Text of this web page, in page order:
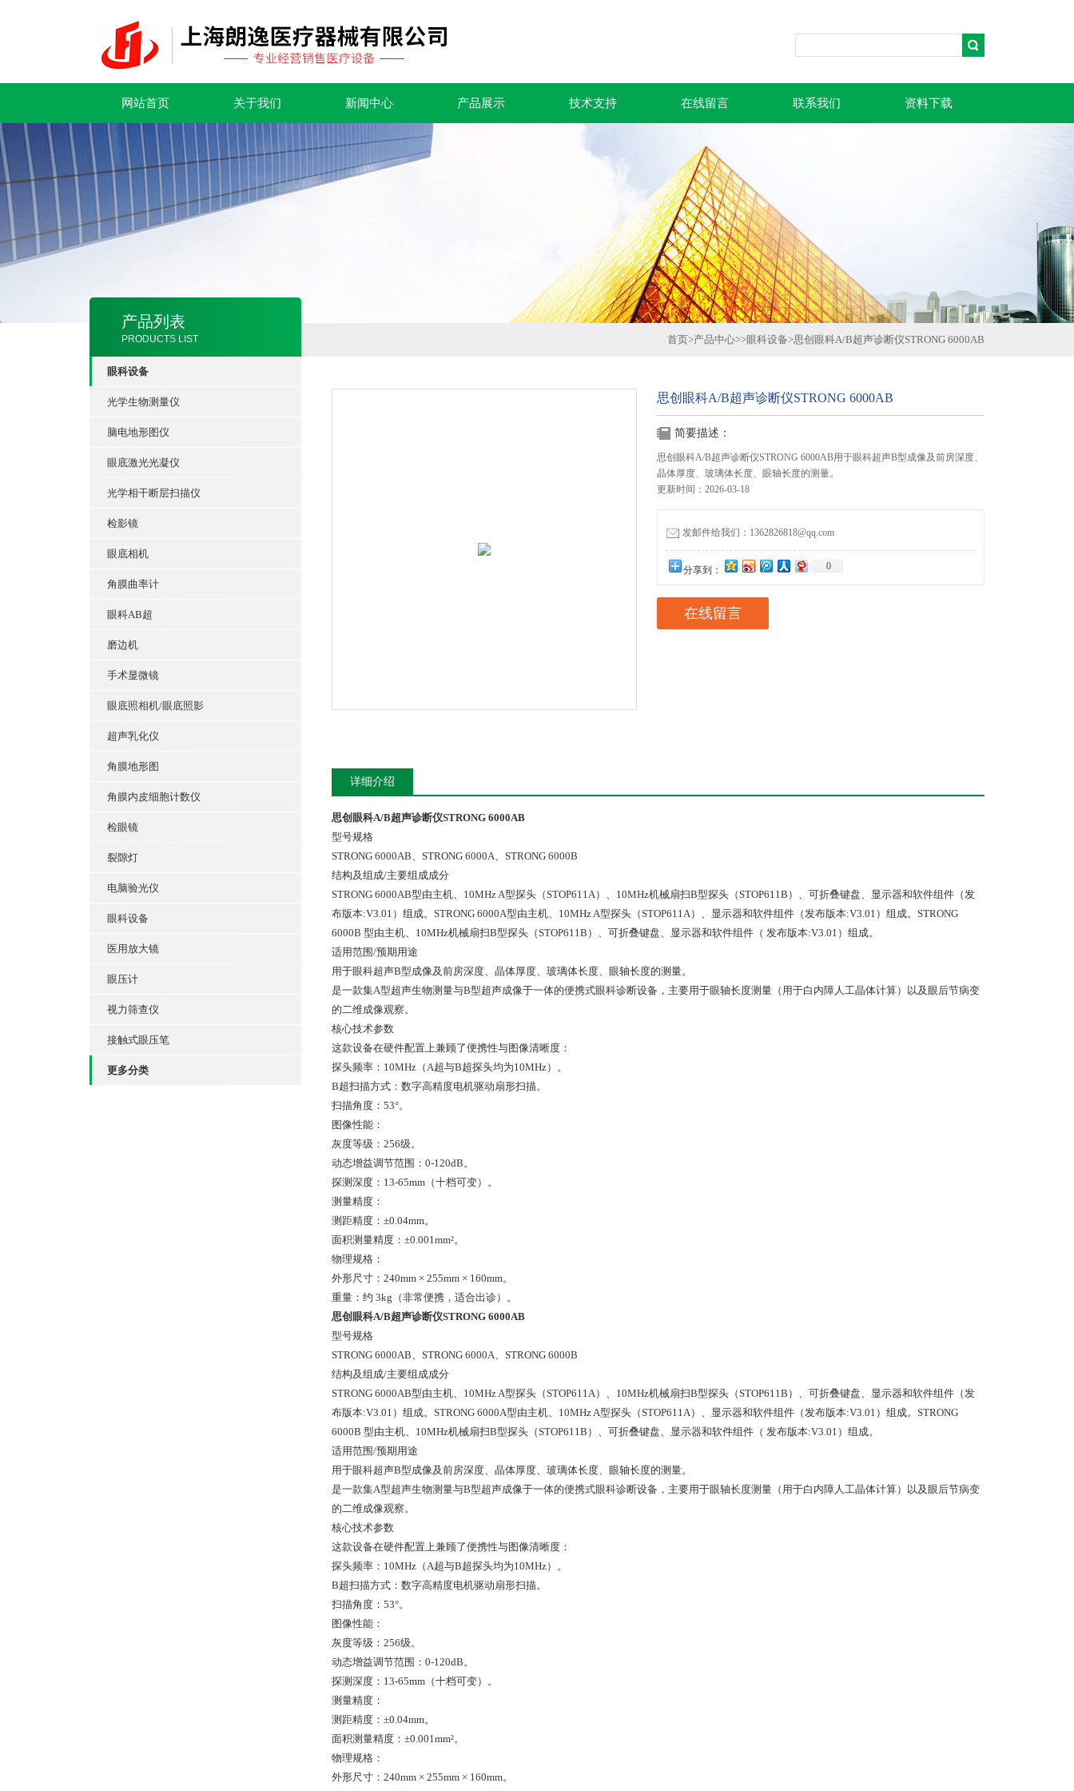
网站首页 关于我们 新闻中心 产品展示 技术支持 在线留言 联系我们 资料下载
产品列表
PRODUCTS LIST
眼科设备
光学生物测量仪
脑电地形图仪
眼底激光光凝仪
光学相干断层扫描仪
检影镜
眼底相机
角膜曲率计
眼科AB超
磨边机
手术显微镜
眼底照相机/眼底照影
超声乳化仪
角膜地形图
角膜内皮细胞计数仪
检眼镜
裂隙灯
电脑验光仪
眼科设备
医用放大镜
眼压计
视力筛查仪
接触式眼压笔
更多分类
首页>产品中心>>眼科设备>思创眼科A/B超声诊断仪STRONG 6000AB
思创眼科A/B超声诊断仪STRONG 6000AB
简要描述：
思创眼科A/B超声诊断仪STRONG 6000AB用于眼科超声B型成像及前房深度、
晶体厚度、玻璃体长度、眼轴长度的测量。
更新时间：2026-03-18
发邮件给我们：1362826818@qq.com
分享到： 0
在线留言
详细介绍
思创眼科A/B超声诊断仪STRONG 6000AB
型号规格
STRONG 6000AB、STRONG 6000A、STRONG 6000B
结构及组成/主要组成成分
STRONG 6000AB型由主机、10MHz A型探头（STOP611A）、10MHz机械扇扫B型探头（STOP611B）、可折叠键盘、显示器和软件组件（发
布版本:V3.01）组成。STRONG 6000A型由主机、10MHz A型探头（STOP611A）、显示器和软件组件（发布版本:V3.01）组成。STRONG
6000B 型由主机、10MHz机械扇扫B型探头（STOP611B）、可折叠键盘、显示器和软件组件（ 发布版本:V3.01）组成。
适用范围/预期用途
用于眼科超声B型成像及前房深度、晶体厚度、玻璃体长度、眼轴长度的测量。
是一款集A型超声生物测量与B型超声成像于一体的便携式眼科诊断设备，主要用于眼轴长度测量（用于白内障人工晶体计算）以及眼后节病变
的二维成像观察。
核心技术参数
这款设备在硬件配置上兼顾了便携性与图像清晰度：
探头频率：10MHz（A超与B超探头均为10MHz）。
B超扫描方式：数字高精度电机驱动扇形扫描。
扫描角度：53°。
图像性能：
灰度等级：256级。
动态增益调节范围：0-120dB。
探测深度：13-65mm（十档可变）。
测量精度：
测距精度：±0.04mm。
面积测量精度：±0.001mm²。
物理规格：
外形尺寸：240mm × 255mm × 160mm。
重量：约 3kg（非常便携，适合出诊）。
思创眼科A/B超声诊断仪STRONG 6000AB
型号规格
STRONG 6000AB、STRONG 6000A、STRONG 6000B
结构及组成/主要组成成分
STRONG 6000AB型由主机、10MHz A型探头（STOP611A）、10MHz机械扇扫B型探头（STOP611B）、可折叠键盘、显示器和软件组件（发
布版本:V3.01）组成。STRONG 6000A型由主机、10MHz A型探头（STOP611A）、显示器和软件组件（发布版本:V3.01）组成。STRONG
6000B 型由主机、10MHz机械扇扫B型探头（STOP611B）、可折叠键盘、显示器和软件组件（ 发布版本:V3.01）组成。
适用范围/预期用途
用于眼科超声B型成像及前房深度、晶体厚度、玻璃体长度、眼轴长度的测量。
是一款集A型超声生物测量与B型超声成像于一体的便携式眼科诊断设备，主要用于眼轴长度测量（用于白内障人工晶体计算）以及眼后节病变
的二维成像观察。
核心技术参数
这款设备在硬件配置上兼顾了便携性与图像清晰度：
探头频率：10MHz（A超与B超探头均为10MHz）。
B超扫描方式：数字高精度电机驱动扇形扫描。
扫描角度：53°。
图像性能：
灰度等级：256级。
动态增益调节范围：0-120dB。
探测深度：13-65mm（十档可变）。
测量精度：
测距精度：±0.04mm。
面积测量精度：±0.001mm²。
物理规格：
外形尺寸：240mm × 255mm × 160mm。